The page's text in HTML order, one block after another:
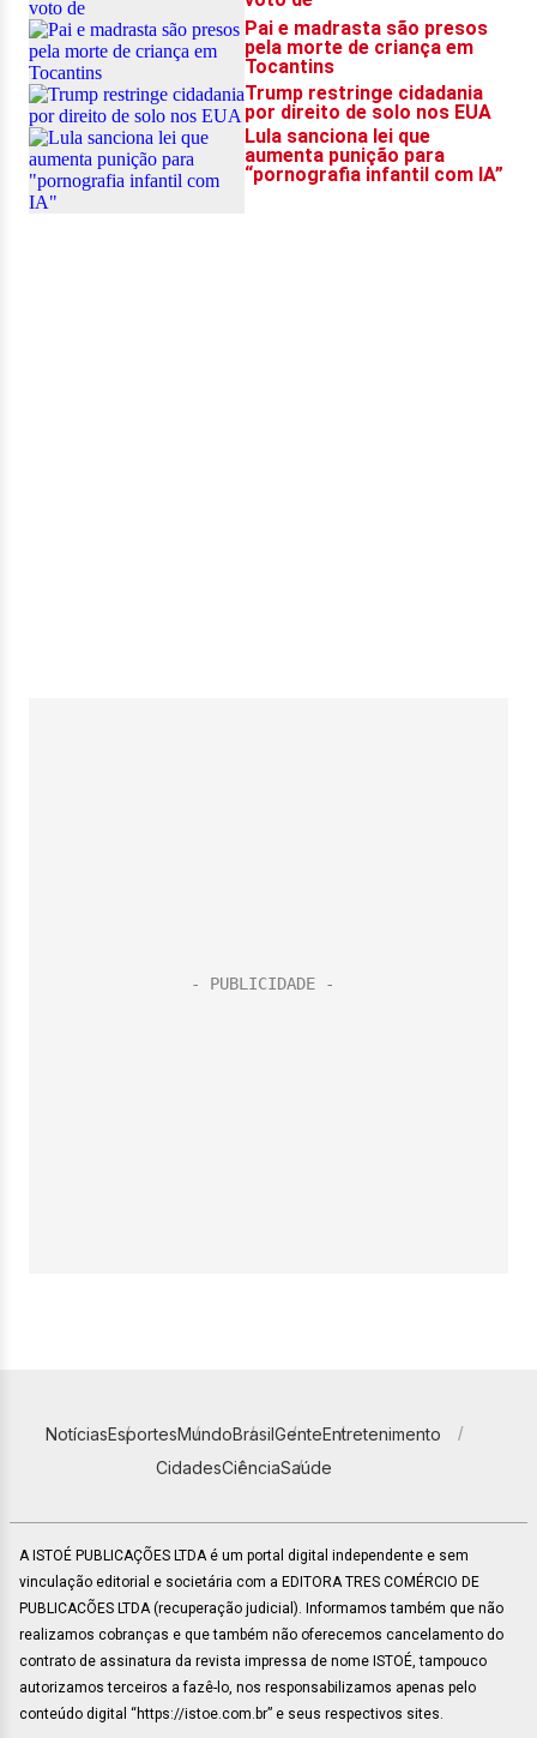
NotíciasEsportesMundoBrasilGenteEntretenimento
CidadesCiênciaSaúde
A ISTOÉ PUBLICAÇÕES LTDA é um portal digital independente e sem
vinculação editorial e societária com a EDITORA TRES COMÉRCIO DE
PUBLICACÕES LTDA (recuperação judicial). Informamos também que não
realizamos cobranças e que também não oferecemos cancelamento do
contrato de assinatura da revista impressa de nome ISTOÉ, tampouco
autorizamos terceiros a fazê-lo, nos responsabilizamos apenas pelo
conteúdo digital “https://istoe.com.br” e seus respectivos sites.